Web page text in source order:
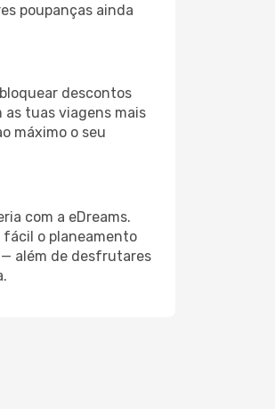
poupanças ainda
descontos
as tuas viagens mais
máximo o seu
com a eDreams.
fácil o planeamento
além de desfrutares